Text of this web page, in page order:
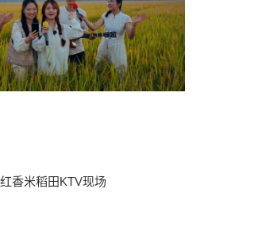
香米稻田KTV现场